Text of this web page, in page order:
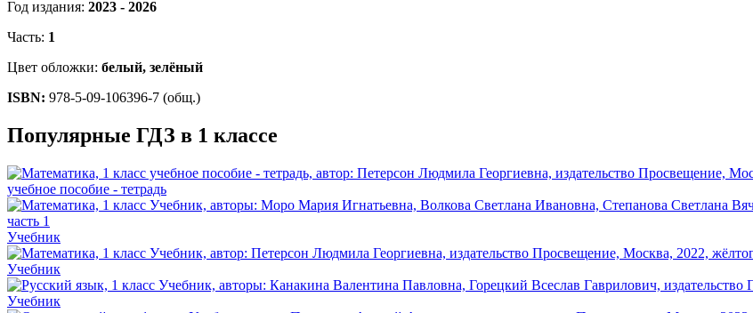
Год издания: 2023 - 2026
Часть: 1
Цвет обложки: белый, зелёный
ISBN: 978-5-09-106396-7 (общ.)
Популярные ГДЗ в 1 классе
учебное пособие - тетрадь
Учебник
Учебник
Учебник